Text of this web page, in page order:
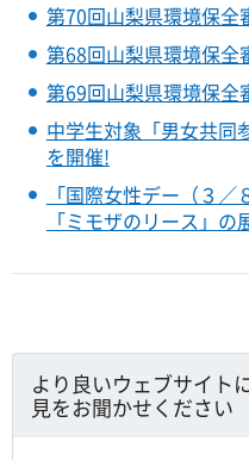
第70回山梨県環境保全
第68回山梨県環境保全
第69回山梨県環境保全
中学生対象「男女共同
を開催!
「国際女性デー（３
「ミモザのリース」の
より良いウェブサイト
見をお聞かせください